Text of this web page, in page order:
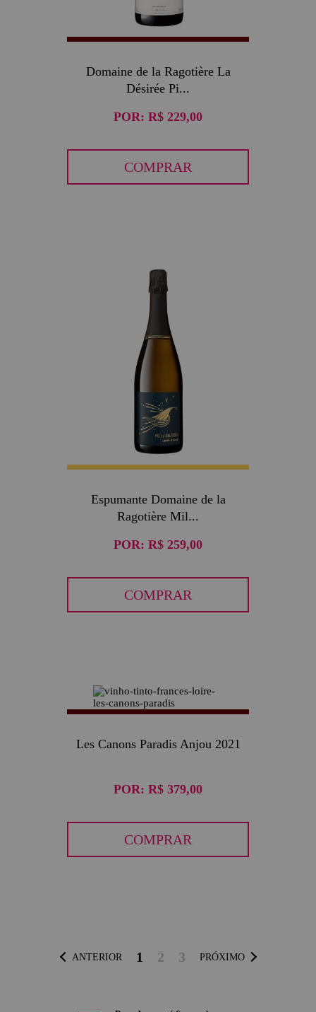
Domaine de la Ragotière La
Désirée Pi...
POR: R$ 229,00
COMPRAR
Espumante Domaine de la
Ragotière Mil...
POR: R$ 259,00
COMPRAR
Les Canons Paradis Anjou 2021
POR: R$ 379,00
COMPRAR
ANTERIOR 1 2 3 PRÓXIMO